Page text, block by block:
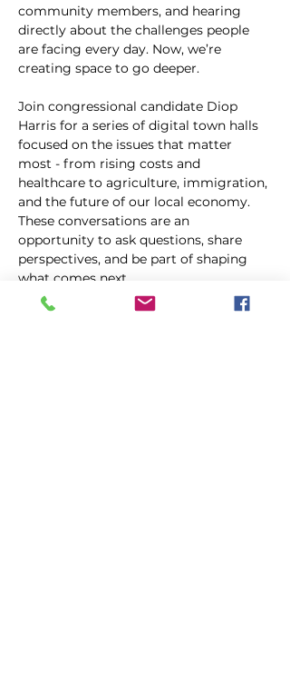
community members, and hearing
directly about the challenges people
are facing every day. Now, we’re
creating space to go deeper.
Join congressional candidate Diop
Harris for a series of digital town halls
focused on the issues that matter
most - from rising costs and
healthcare to agriculture, immigration,
and the future of our local economy.
These conversations are an
opportunity to ask questions, share
perspectives, and be part of shaping
what comes next.
Whether you attend one or all six,